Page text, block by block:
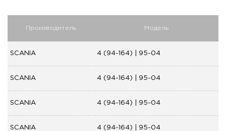
Производитель Модель
SCANIA 4 (94-164) | 95-04
SCANIA 4 (94-164) | 95-04
SCANIA 4 (94-164) | 95-04
SCANIA 4 (94-164) | 95-04